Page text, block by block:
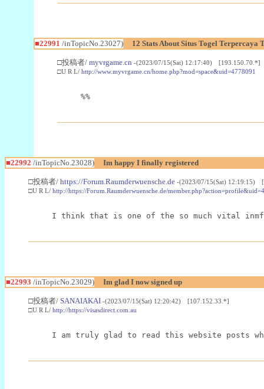
■22991 /inTopicNo.23027) 12 Stats About Situs Togel Terpercaya
□投稿者/ myvrgame.cn -(2023/07/15(Sat) 12:17:40) [193.150.70.*]
□U R L/ http://www.myvrgame.cn/home.php?mod=space&uid=4778091
%%
■22992 /inTopicNo.23028) Im happy I finally registered
□投稿者/ https://Forum.Raumderwuensche.de -(2023/07/15(Sat) 12:19:15)
□U R L/ http://https://Forum.Raumderwuensche.de/
I think that is one of the so much vital
■22993 /inTopicNo.23029) Im glad I now signed up
□投稿者/ SANAIAKAI -(2023/07/15(Sat) 12:20:42) [107.152.33.*]
□U R L/ http://https://visasdirect.com.au
I am truly glad to read this website posts